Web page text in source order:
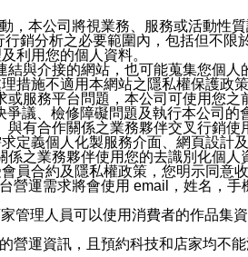
，本公司將視業務、服務或活動性
銷分析之必要範圍內，包括但不
利用您的個人資料。
與介接的網站，也可能蒐集您個
措施不適用本網站之隱私權保護政
服務平台問題，本公司可使用您
議、檢修障礙問題及執行本公司
有合作關係之業務夥伴交叉行銷
定義個人化製服務介面、網頁設計
之業務夥伴使用您的去識別化個
員合約及隱私權政策，您明示同意
營運需求將會使用 email，姓名，
管理人員可以使用消費者的作品集
營運資訊，且預約科技和店家均不